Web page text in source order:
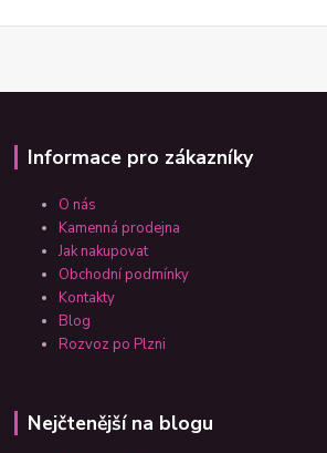
Informace pro zákazníky
O nás
Kamenná prodejna
Jak nakupovat
Obchodní podmínky
Kontakty
Blog
Rozvoz po Plzni
Nejčtenější na blogu